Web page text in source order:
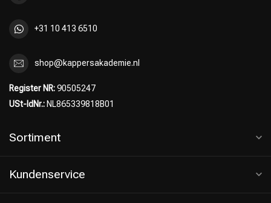
+31 10 413 6510
shop@kappersakademie.nl
Register NR:90505247
USt-IdNr.: NL865339818B01
Sortiment
Kundenservice